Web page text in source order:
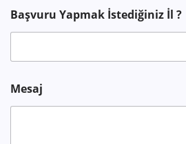
o
y
a
Başvuru Yapmak İstediğiniz İl ?
Mesaj